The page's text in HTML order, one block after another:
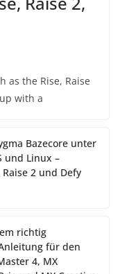
as the Rise, Raise
with a
Bazecore unter
und Linux –
2 und Defy
richtig
für den
4, MX